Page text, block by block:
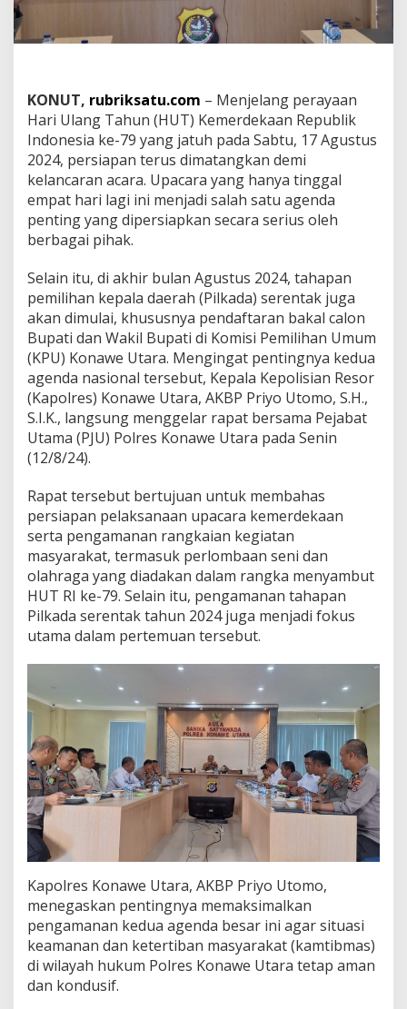
e
a
n
d
a
n
T
a
h
a
n
i
l
k
a
d
a
d
i
K
w
e
U
t
a
r
a
D
i
e
e
t
KONUT, rubriksatu.com – Menjelang perayaan
Hari Ulang Tahun (HUT) Kemerdekaan Republik
Indonesia ke-79 yang jatuh pada Sabtu, 17 Agustus
2024, persiapan terus dimatangkan demi
kelancaran acara. Upacara yang hanya tinggal
empat hari lagi ini menjadi salah satu agenda
penting yang dipersiapkan secara serius oleh
berbagai pihak.
Selain itu, di akhir bulan Agustus 2024, tahapan
pemilihan kepala daerah (Pilkada) serentak juga
akan dimulai, khususnya pendaftaran bakal calon
Bupati dan Wakil Bupati di Komisi Pemilihan Umum
(KPU) Konawe Utara. Mengingat pentingnya kedua
agenda nasional tersebut, Kepala Kepolisian Resor
(Kapolres) Konawe Utara, AKBP Priyo Utomo, S.H.,
S.I.K., langsung menggelar rapat bersama Pejabat
Utama (PJU) Polres Konawe Utara pada Senin
(12/8/24).
Rapat tersebut bertujuan untuk membahas
persiapan pelaksanaan upacara kemerdekaan
serta pengamanan rangkaian kegiatan
masyarakat, termasuk perlombaan seni dan
olahraga yang diadakan dalam rangka menyambut
HUT RI ke-79. Selain itu, pengamanan tahapan
Pilkada serentak tahun 2024 juga menjadi fokus
utama dalam pertemuan tersebut.
Kapolres Konawe Utara, AKBP Priyo Utomo,
menegaskan pentingnya memaksimalkan
pengamanan kedua agenda besar ini agar situasi
keamanan dan ketertiban masyarakat (kamtibmas)
di wilayah hukum Polres Konawe Utara tetap aman
dan kondusif.